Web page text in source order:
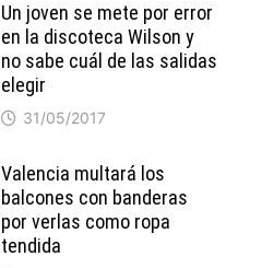
Un joven se mete por error
en la discoteca Wilson y
no sabe cuál de las salidas
elegir
31/05/2017
Valencia multará los
balcones con banderas
por verlas como ropa
tendida